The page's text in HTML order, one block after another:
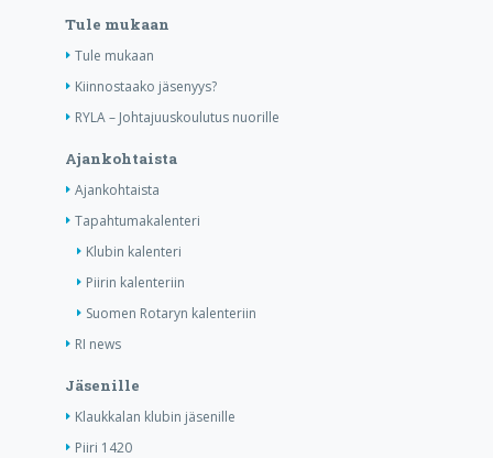
Tule mukaan
Tule mukaan
Kiinnostaako jäsenyys?
RYLA – Johtajuuskoulutus nuorille
Ajankohtaista
Ajankohtaista
Tapahtumakalenteri
Klubin kalenteri
Piirin kalenteriin
Suomen Rotaryn kalenteriin
RI news
Jäsenille
Klaukkalan klubin jäsenille
Piiri 1420